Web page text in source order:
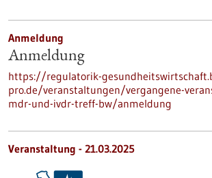
Anmeldung
Anmeldung
https://regulatorik-
pro.de/veranstaltungen/vergangene-
mdr-und-ivdr-treff-bw/anmeldung
Veranstaltung - 21.03.2025